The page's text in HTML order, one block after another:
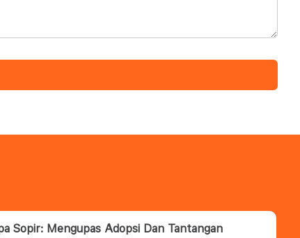
Sopir: Mengupas Adopsi Dan Tantangan